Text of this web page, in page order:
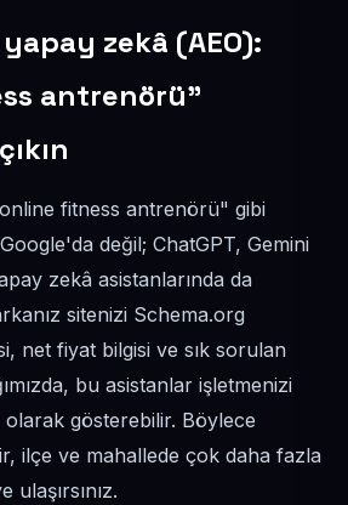
yapay zekâ (AEO):
antrenörü"
fitness antrenörü" gibi
değil; ChatGPT, Gemini
zekâ asistanlarında da
sitenizi Schema.org
net fiyat bilgisi ve sık sorulan
bu asistanlar işletmenizi
olarak gösterebilir. Böylece
ilçe ve mahallede çok daha fazla
ulaşırsınız.